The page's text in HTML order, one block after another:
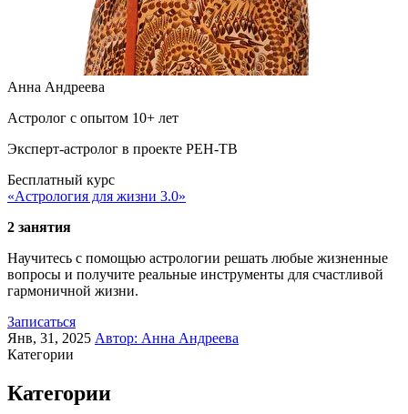
Анна Андреева
Астролог с опытом 10+ лет
Эксперт-астролог в проекте РЕН-ТВ
Бесплатный курс
«Астрология для жизни 3.0»
2 занятия
Научитесь с помощью астрологии решать любые жизненные
вопросы и получите реальные инструменты для счастливой
гармоничной жизни.
Записаться
Янв, 31, 2025 Автор: Анна Андреева
Категории
Категории